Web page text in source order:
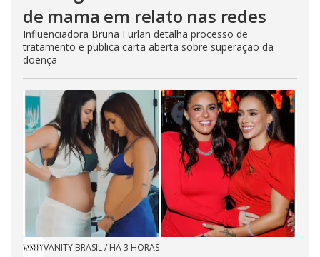
de mama em relato nas redes
Influenciadora Bruna Furlan detalha processo de
tratamento e publica carta aberta sobre superação da
doença
VANITY BRASIL/ HÁ 3 HORAS